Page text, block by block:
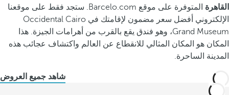
القاهرة
المتوفرة على موقع Barcelo.com. ستجد فقط على موقعنا
الإلكتروني أفضل سعر مضمون لإقامتك في Occidental Cairo
Grand Museum، وهو فندق يقع بالقرب من أهرامات الجيزة. هذا
المكان هو المكان المثالي للانقطاع عن العالم واكتشاف عجائب هذه
المدينة الساحرة.
شاهد جميع العروض